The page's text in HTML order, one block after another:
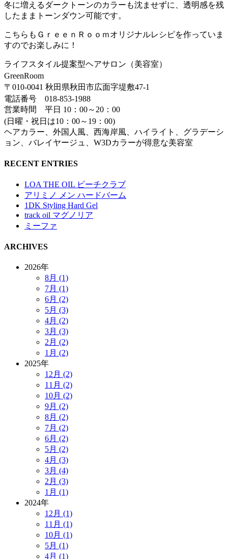
冬に増えるダークトーンのカラーも沈ませずに、透明感を残
したままトーンダウン可能です。
こちらもＧｒｅｅｎＲｏｏｍオリジナルレシピを作っていま
すのでお楽しみに！
ライフスタイル提案型ヘアサロン（美容室）
GreenRoom
〒010-0041 秋田県秋田市広面字堤敷47-1
電話番号 018-853-1988
営業時間 平日 10：00～20：00
(日曜・祝日は10：00～19：00)
ヘアカラー、外国人風、西海岸風、ハイライト、グラデーシ
ョン、バレイヤージュ、W3Dカラーが得意な美容室
RECENT ENTRIES
LOA THE OIL ビーチクラブ
アリミノ メン ハードバーム
1DK Styling Hard Gel
track oil マグノリア
ミーファ
ARCHIVES
2026年
8月 (1)
7月 (1)
6月 (2)
5月 (3)
4月 (2)
3月 (3)
2月 (2)
1月 (2)
2025年
12月 (2)
11月 (2)
10月 (2)
9月 (2)
8月 (2)
7月 (2)
6月 (2)
5月 (2)
4月 (3)
3月 (4)
2月 (3)
1月 (1)
2024年
12月 (1)
11月 (1)
10月 (1)
5月 (1)
4月 (1)